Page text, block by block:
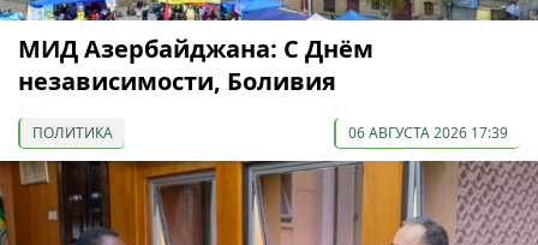
МИД Азербайджана: С Днём
независимости, Боливия
ПОЛИТИКА 06 АВГУСТА 2026 17:39